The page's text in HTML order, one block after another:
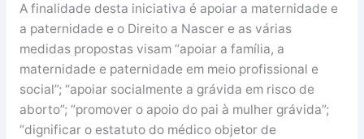
A finalidade desta iniciativa é apoiar a maternidade e
a paternidade e o Direito a Nascer e as várias
medidas propostas visam “apoiar a família, a
maternidade e paternidade em meio profissional e
social”; “apoiar socialmente a grávida em risco de
aborto”; “promover o apoio do pai à mulher grávida”;
“dignificar o estatuto do médico objetor de